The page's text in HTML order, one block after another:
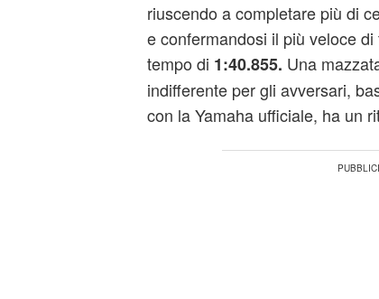
riuscendo a completare più di
e confermandosi il più veloce
tempo di 1:40.855. Una
indifferente per gli avversari,
con la Yamaha ufficiale, ha un